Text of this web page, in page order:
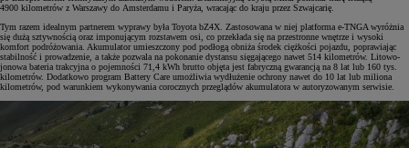
4900 kilometrów z Warszawy do Amsterdamu i Paryża, wracając do kraju przez Szwajcarię.
Tym razem idealnym partnerem wyprawy była Toyota bZ4X. Zastosowana w niej platforma e-TNGA wyróżnia
się dużą sztywnością oraz imponującym rozstawem osi, co przekłada się na przestronne wnętrze i wysoki
komfort podróżowania. Akumulator umieszczony pod podłogą obniża środek ciężkości pojazdu, poprawiając
stabilność i prowadzenie, a także pozwala na pokonanie dystansu sięgającego nawet 514 kilometrów. Litowo-
jonowa bateria trakcyjna o pojemności 71,4 kWh brutto objęta jest fabryczną gwarancją na 8 lat lub 160 tys.
kilometrów. Dodatkowo program Battery Care umożliwia wydłużenie ochrony nawet do 10 lat lub miliona
kilometrów, pod warunkiem wykonywania corocznych przeglądów akumulatora w autoryzowanym serwisie.